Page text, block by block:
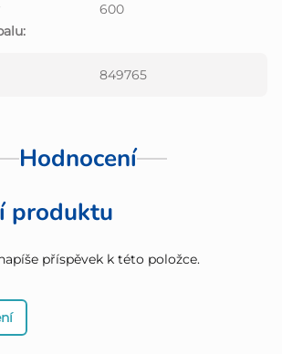
:
600
849765
Hodnocení
produktu
příspěvek k této položce.